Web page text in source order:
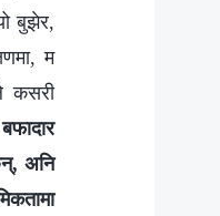
बुझेर,
म
कसरी
अनि